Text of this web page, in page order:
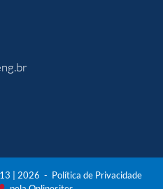
| 2026 - Política de Privacidade